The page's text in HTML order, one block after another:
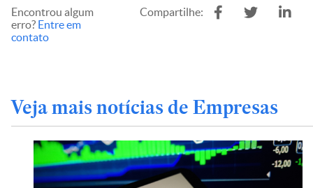
Encontrou algum
erro? Entre em
contato
Compartilhe:
Veja mais notícias de Empresas